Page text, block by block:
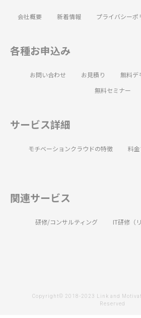
会社概要 新着情報 プライバシーポ
各種お申込み
お問い合わせ お見積り 無料デ
無料セミナー
サービス詳細
モチベーションクラウドの特徴 料
関連サービス
研修/コンサルティング IT研修（
Copyright© 2018-2023 Link and
Reserved